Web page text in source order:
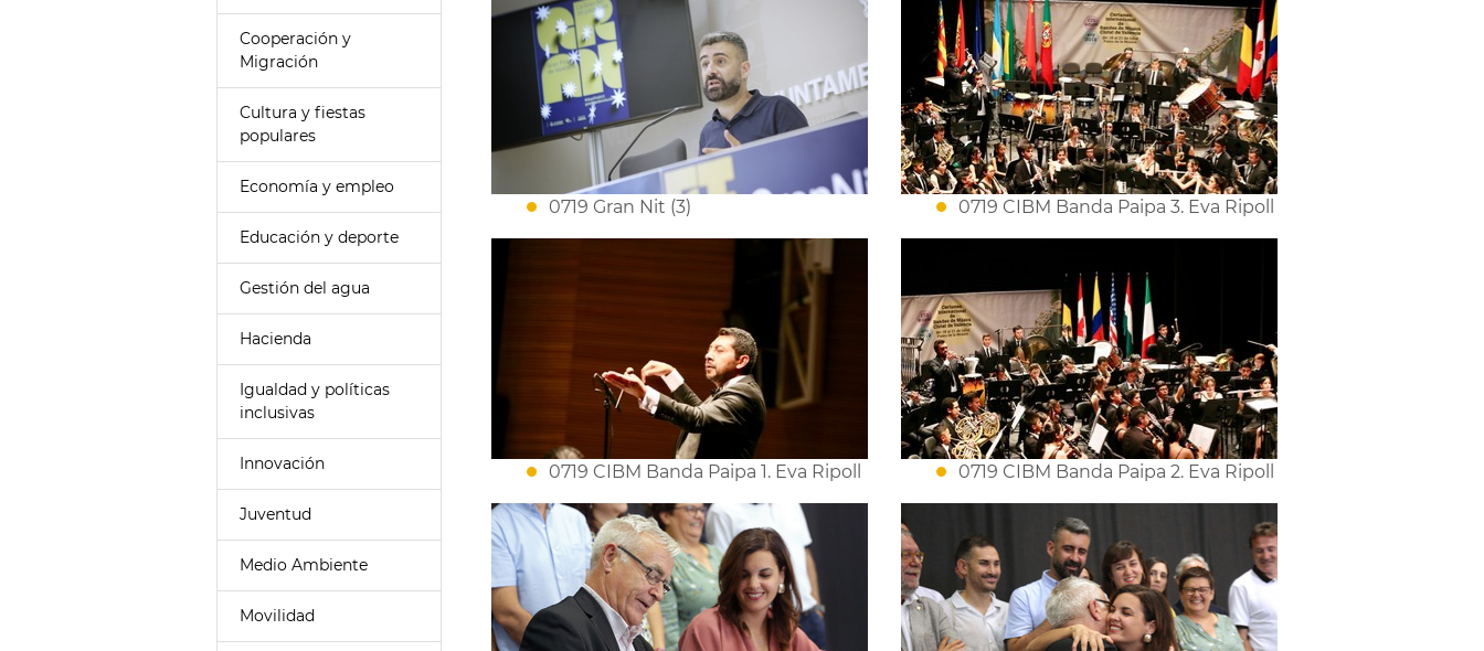
Cooperación y
Migración
Cultura y fiestas
populares
Economía y empleo
Educación y deporte
Gestión del agua
Hacienda
Igualdad y políticas
inclusivas
Innovación
Juventud
Medio Ambiente
Movilidad
0719 Gran Nit (3) 0719 CIBM Banda Paipa 3. Eva Ripoll
0719 CIBM Banda Paipa 1. Eva Ripoll 0719 CIBM Banda Paipa 2. Eva Ripoll